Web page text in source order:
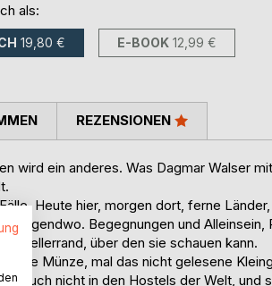
als:
19,80 € E-BOOK 12,99 €
wird ein anderes. Was Dagmar Walser
Heute hier, morgen dort, ferne
Nirgendwo. Begegnungen und Alleinsein,
Tellerrand, über den sie schauen kann.
die Münze, mal das nicht gelesene
auch nicht in den Hostels der Welt, und
REZENSIONEN